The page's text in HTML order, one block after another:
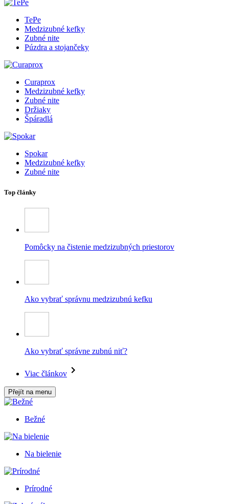
TePe
Medzizubné kefky
Zubné nite
Púzdra a stojančeky
Curaprox
Medzizubné kefky
Zubné nite
Držiaky
Špáradlá
Spokar
Medzizubné kefky
Zubné nite
Top články
Pomôcky na čistenie medzizubných priestorov
Ako vybrať správnu medzizubnú kefku
Ako vybrať správne zubnú niť?
Viac článkov
Přejít na menu
Bežné
Na bielenie
Prírodné